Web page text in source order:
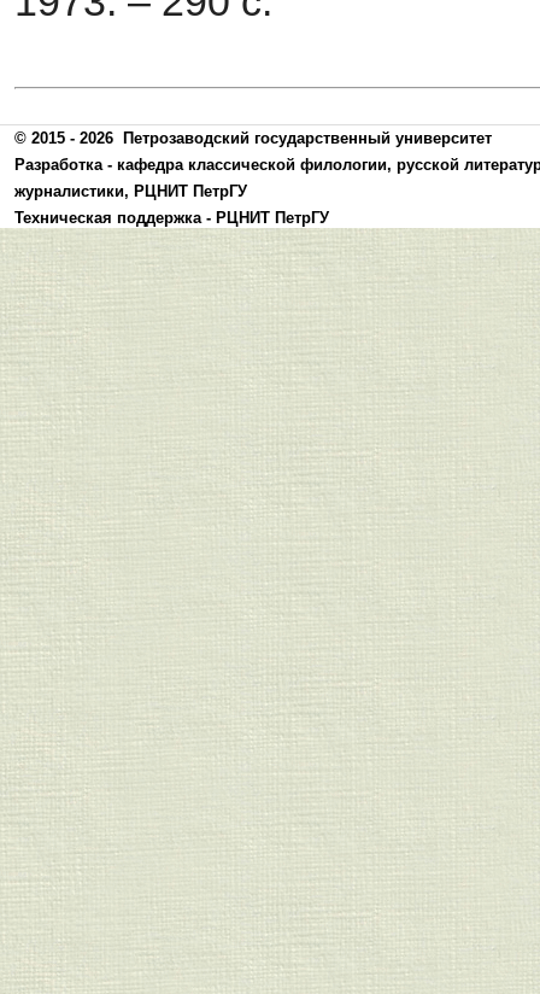
© 2015 - 2026
Петрозаводский государственный университет
Разработка - кафедра классической филологии, русской
журналистики, РЦНИТ ПетрГУ
Техническая поддержка - РЦНИТ ПетрГУ
Политика конфиденциальности